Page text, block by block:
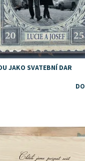
JAKO SVATEBNÍ DAR